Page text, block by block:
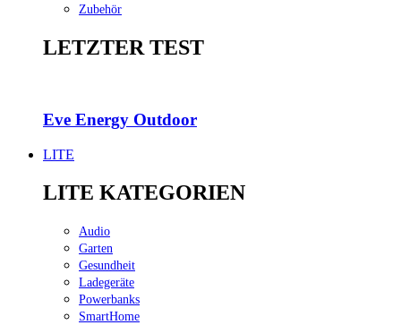
Zubehör
LETZTER TEST
Eve Energy Out­door
LITE
LITE KATEGORIEN
Audio
Garten
Gesundheit
Ladegeräte
Powerbanks
SmartHome